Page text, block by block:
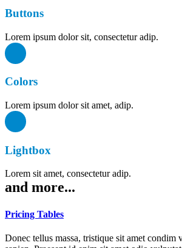
Buttons
Lorem ipsum dolor sit, consectetur adip.
Colors
Lorem ipsum dolor sit amet, adip.
Lightbox
Lorem sit amet, consectetur adip.
and more...
Pricing Tables
Donec tellus massa, tristique sit amet condim